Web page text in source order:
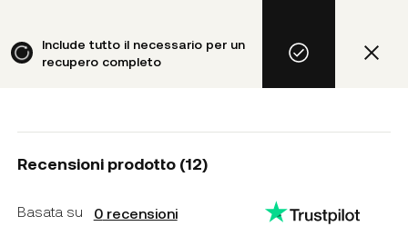
Include tutto il necessario per un
recupero completo
Recensioni prodotto (12)
Basata su 0recensioni